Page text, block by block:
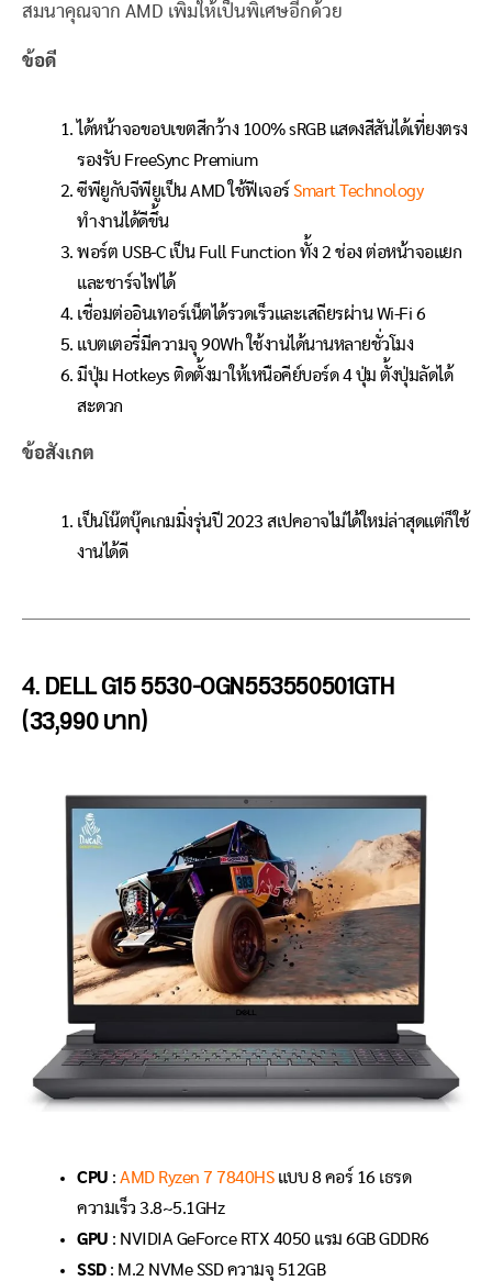
สมนาคุณจาก AMD เพิ่มให้เป็นพิเศษอีกด้วย
ข้อดี
ได้หน้าจอขอบเขตสีกว้าง 100% sRGB แสดงสีสันได้เที่ยงตรง
รองรับ FreeSync Premium
ซีพียูกับจีพียูเป็น AMD ใช้ฟีเจอร์ Smart Technology
ทำงานได้ดีขึ้น
พอร์ต USB-C เป็น Full Function ทั้ง 2 ช่อง ต่อหน้าจอแยก
และชาร์จไฟได้
เชื่อมต่ออินเทอร์เน็ตได้รวดเร็วและเสถียรผ่าน Wi-Fi 6
แบตเตอรี่มีความจุ 90Wh ใช้งานได้นานหลายชั่วโมง
มีปุ่ม Hotkeys ติดตั้งมาให้เหนือคีย์บอร์ด 4 ปุ่ม ตั้งปุ่มลัดได้
สะดวก
ข้อสังเกต
เป็นโน๊ตบุ๊คเกมมิ่งรุ่นปี 2023 สเปคอาจไม่ได้ใหม่ล่าสุดแต่ก็ใช้
งานได้ดี
4. DELL G15 5530-OGN553550501GTH
(33,990 บาท)
CPU : AMD Ryzen 7 7840HSแบบ 8 คอร์ 16 เธรด
ความเร็ว 3.8~5.1GHz
GPU : NVIDIA GeForce RTX 4050 แรม 6GB GDDR6
SSD : M.2 NVMe SSD ความจุ 512GB